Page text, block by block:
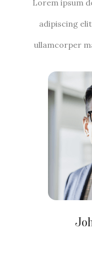
Lorem ipsum
adipiscing
ullamcorper